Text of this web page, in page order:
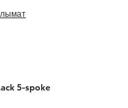
5-spoke